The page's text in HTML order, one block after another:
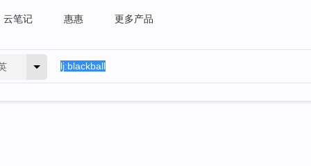
云笔记 惠惠 更多产品